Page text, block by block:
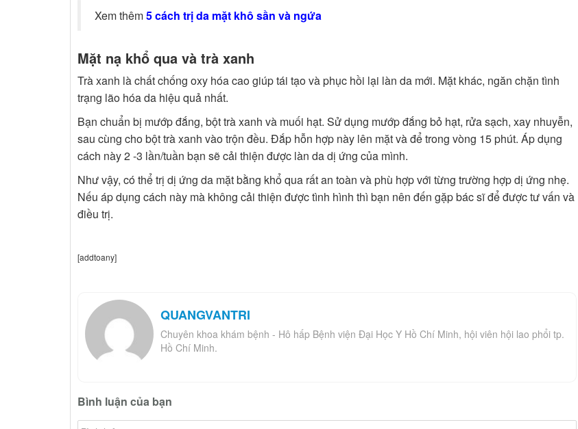
Xem thêm5 cách trị da mặt khô sần và ngứa
Mặt nạ khổ qua và trà xanh
Trà xanh là chất chống oxy hóa cao giúp tái tạo và phục hồi lại làn da mới. Mặt khác, ngăn chặn tình
trạng lão hóa da hiệu quả nhất.
Bạn chuẩn bị mướp đắng, bột trà xanh và muối hạt. Sử dụng mướp đắng bỏ hạt, rửa sạch, xay nhuyễn,
sau cùng cho bột trà xanh vào trộn đều. Đắp hỗn hợp này lên mặt và để trong vòng 15 phút. Áp dụng
cách này 2 -3 lần/tuần bạn sẽ cải thiện được làn da dị ứng của mình.
Như vậy, có thể trị dị ứng da mặt bằng khổ qua rất an toàn và phù hợp với từng trường hợp dị ứng nhẹ.
Nếu áp dụng cách này mà không cải thiện được tình hình thì bạn nên đến gặp bác sĩ để được tư vấn và
điều trị.
[addtoany]
QUANGVANTRI
Chuyên khoa khám bệnh - Hô hấp Bệnh viện Đại Học Y Hồ Chí Minh, hội viên hội lao phổi tp.
Hồ Chí Minh.
Bình luận của bạn